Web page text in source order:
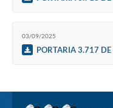
03/09/2025
PORTARIA 3.717